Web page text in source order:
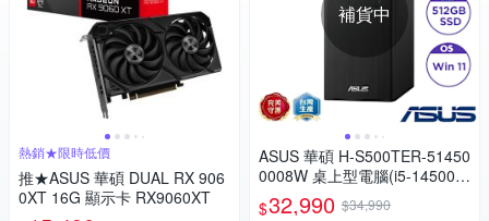
熱銷★限時低價
推★ASUS 華碩 DUAL RX 906
0XT 16G 顯示卡 RX9060XT
補貨中
ASUS 華碩 H-S500TER-51450
0008W 桌上型電腦(i5-14500/1
6GB/512G SSD/DVD/500W/Wi
n11 Home)
$32,990 $34,990